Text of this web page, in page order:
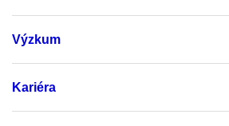
Výzkum
Kariéra